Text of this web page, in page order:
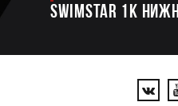
SWIMSTAR 1K